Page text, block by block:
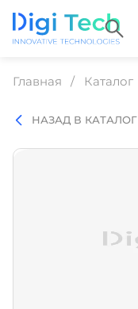
Главная Каталог
НАЗАД В КАТАЛОГ